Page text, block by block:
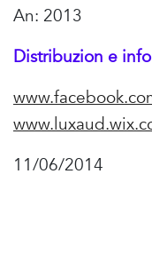
An: 2013
Distribuzion e
11/06/2014